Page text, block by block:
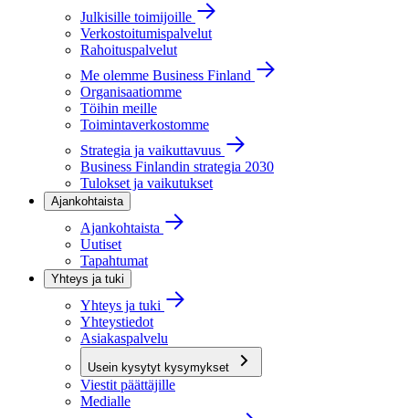
Julkisille toimijoille
Verkostoitumispalvelut
Rahoituspalvelut
Me olemme Business Finland
Organisaatiomme
Töihin meille
Toimintaverkostomme
Strategia ja vaikuttavuus
Business Finlandin strategia 2030
Tulokset ja vaikutukset
Ajankohtaista
Ajankohtaista
Uutiset
Tapahtumat
Yhteys ja tuki
Yhteys ja tuki
Yhteystiedot
Asiakaspalvelu
Usein kysytyt kysymykset
Viestit päättäjille
Medialle